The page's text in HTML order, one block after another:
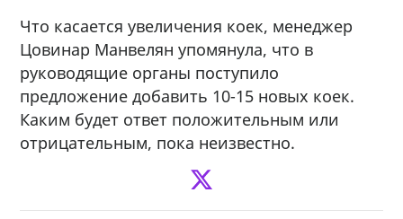
Что касается увеличения коек, менеджер
Цовинар Манвелян упомянула, что в
руководящие органы поступило
предложение добавить 10-15 новых коек.
Каким будет ответ положительным или
отрицательным, пока неизвестно.